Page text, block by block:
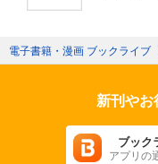
電子書籍・漫画 ブックライブ
新刊やお
ブック
アプリの